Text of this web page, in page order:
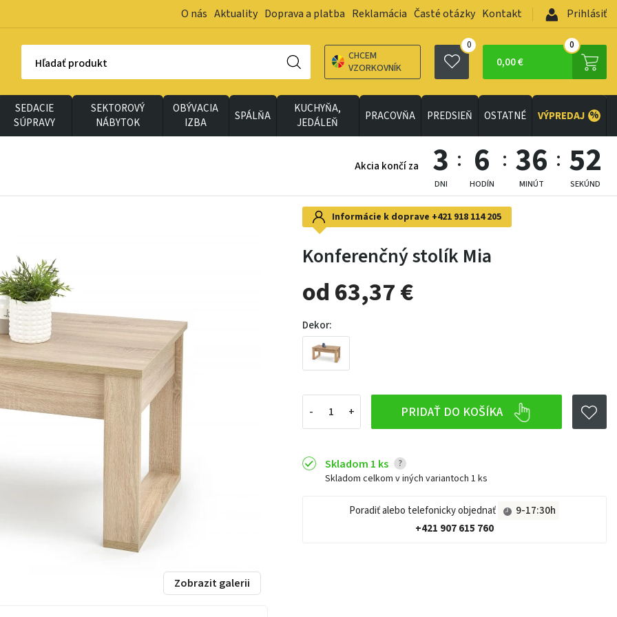
O nás Aktuality Doprava a platba Reklamácia Časté otázky Kontakt Prihlásiť
Hľadať produkt
CHCEM
VZORKOVNÍK
0
0,00 €
0
SEDACIE
SÚPRAVY
SEKTOROVÝ
NÁBYTOK
OBÝVACIA
IZBA
SPÁLŇA
KUCHYŇA,
JEDÁLEŇ
PRACOVŇA PREDSIEŇ OSTATNÉ VÝPREDAJ %
Akcia končí za 3
DNI
6
HODÍN
36
MINÚT
49
SEKÚND
Informácie k doprave +421 918 114 205
Konferenčný stolík Mia
od 63,37 €
Dekor:
PRIDAŤ DO KOŠÍKA
Skladom 1 ks ?
Skladom celkom v iných variantoch 1 ks
Poradiť alebo telefonicky objednať
9-17:30h
+421 907 615 760
Zobrazit galerii